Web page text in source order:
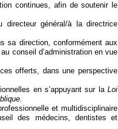
continues, afin de soutenir le
directeur général/à la directrice
sa direction, conformément aux
conseil d’administration en vue
offerts, dans une perspective
en s’appuyant sur la Loi
.
et multidisciplinaire
des médecins, dentistes et